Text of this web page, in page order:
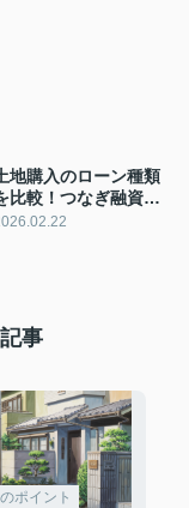
地購入のローン種類
比較！つなぎ融資や
地先行融資のメリッ
事
ポイント